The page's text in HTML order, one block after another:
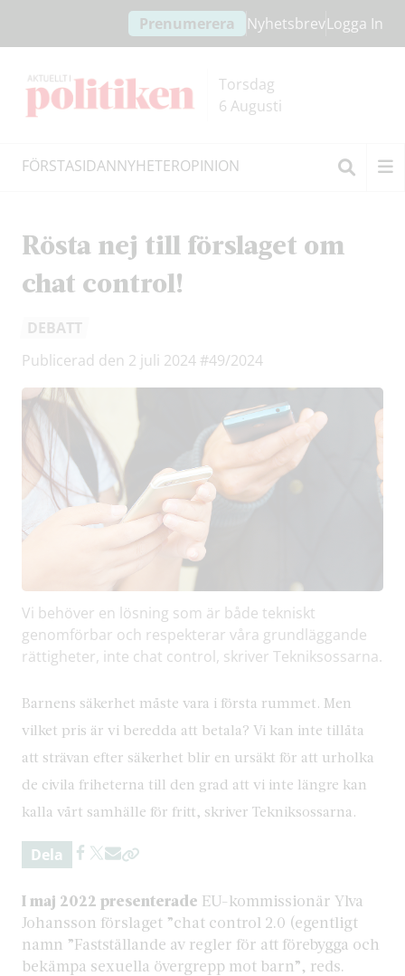
innehållet
headern
Prenumerera NyhetsbrevLogga In
Torsdag
6 Augusti
FÖRSTASIDANNYHETEROPINION
Rösta nej till förslaget om
chat control!
DEBATT
Publicerad den 2 juli 2024 #49/2024
Vi behöver en lösning som är både tekniskt
genomförbar och respekterar våra grundläggande
rättigheter, inte chat control, skriver Tekniksossarna.
Barnens säkerhet måste vara i första rummet. Men
vilket pris är vi beredda att betala? Vi kan inte tillåta
att strävan efter säkerhet blir en ursäkt för att urholka
de civila friheterna till den grad att vi inte längre kan
kalla vårt samhälle för fritt, skriver Tekniksossarna.
Dela
I maj 2022 presenterade EU-kommissionär Ylva
Johansson förslaget ”chat control 2.0 (egentligt
namn ”Fastställande av regler för att förebygga och
bekämpa sexuella övergrepp mot barn”, reds.